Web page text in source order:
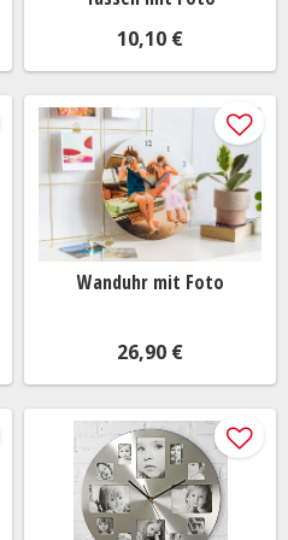
Unterstützung
Geburt geht, sind praktische
immer willkommen.
könnten, um den
zu gestalten. Das kann
sein, um die Sicherheit des
ein
Windelvorrat, der
hilft. Auch
zu schätzen wissen
Zeit festhalten
Ereignis, das viele
Geschenke, die helfen,
10,10 €
Wanduhr mit Foto
26,90 €